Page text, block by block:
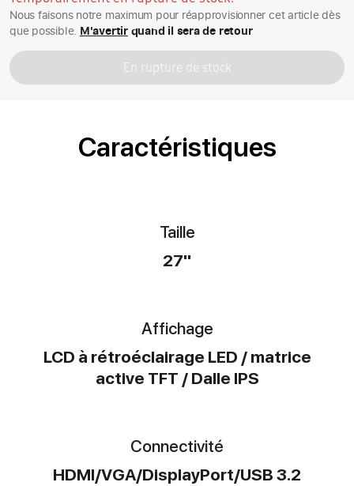
Nous faisons notre maximum pour réapprovisionner cet article dès
que possible. M'avertirquand il sera de retour
En rupture de stock
Caractéristiques
Taille
27"
Affichage
LCD à rétroéclairage LED / matrice
active TFT / Dalle IPS
Connectivité
HDMI/VGA/DisplayPort/USB 3.2